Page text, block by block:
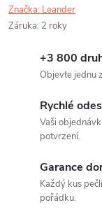
Značka: Leander
Záruka: 2 roky
+3 800
Objevte jednu
Rychlé
Vaši
potvrzení.
Garance
Každý kus
pořádku.